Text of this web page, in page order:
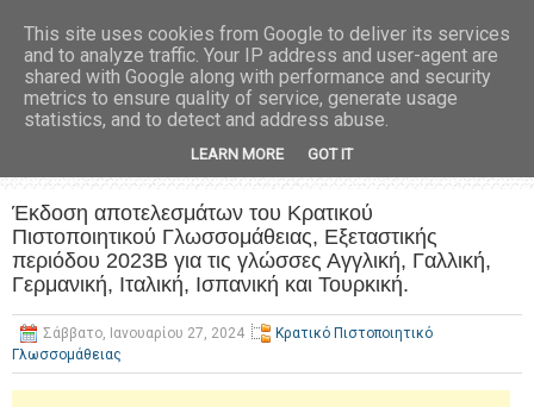
Έκδοση αποτελεσμάτων του Κρατικού
Πιστοποιητικού Γλωσσομάθειας, Εξεταστικής
περιόδου 2023Β για τις γλώσσες Αγγλική, Γαλλική,
Γερμανική, Ιταλική, Ισπανική και Τουρκική.
Σάββατο, Ιανουαρίου 27, 2024
Κρατικό Πιστοποιητικό
Γλωσσομάθειας
This site uses cookies from Google to deliver its services
and to analyze traffic. Your IP address and user-agent are
shared with Google along with performance and security
metrics to ensure quality of service, generate usage
statistics, and to detect and address abuse.
LEARN MORE GOT IT